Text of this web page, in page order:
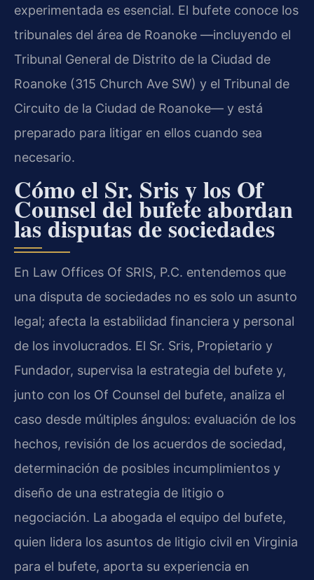
experimentada es esencial. El bufete conoce los
tribunales del área de Roanoke —incluyendo el
Tribunal General de Distrito de la Ciudad de
Roanoke (315 Church Ave SW) y el Tribunal de
Circuito de la Ciudad de Roanoke— y está
preparado para litigar en ellos cuando sea
necesario.
Cómo el Sr. Sris y los Of
Counsel del bufete abordan
las disputas de sociedades
En Law Offices Of SRIS, P.C. entendemos que
una disputa de sociedades no es solo un asunto
legal; afecta la estabilidad financiera y personal
de los involucrados. El Sr. Sris, Propietario y
Fundador, supervisa la estrategia del bufete y,
junto con los Of Counsel del bufete, analiza el
caso desde múltiples ángulos: evaluación de los
hechos, revisión de los acuerdos de sociedad,
determinación de posibles incumplimientos y
diseño de una estrategia de litigio o
negociación. La abogada el equipo del bufete,
quien lidera los asuntos de litigio civil en Virginia
para el bufete, aporta su experiencia en